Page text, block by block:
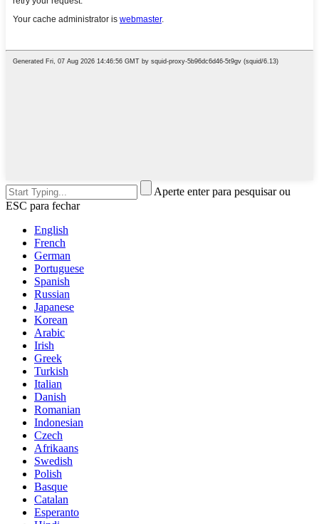
Aperte enter para pesquisar ou
ESC para fechar
English
French
German
Portuguese
Spanish
Russian
Japanese
Korean
Arabic
Irish
Greek
Turkish
Italian
Danish
Romanian
Indonesian
Czech
Afrikaans
Swedish
Polish
Basque
Catalan
Esperanto